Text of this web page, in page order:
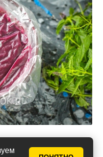
в пиалы